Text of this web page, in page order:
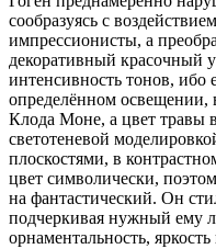
сообразуясь с
импрессионисты, а
декоративный красочный
интенсивность тонов, ибо
определённом освещении,
Клода Моне, а цвет травы
светотеневой
плоскостями, в
цвет символически,
на фантастический. Он
подчеркивая нужный ему
орнаментальность,